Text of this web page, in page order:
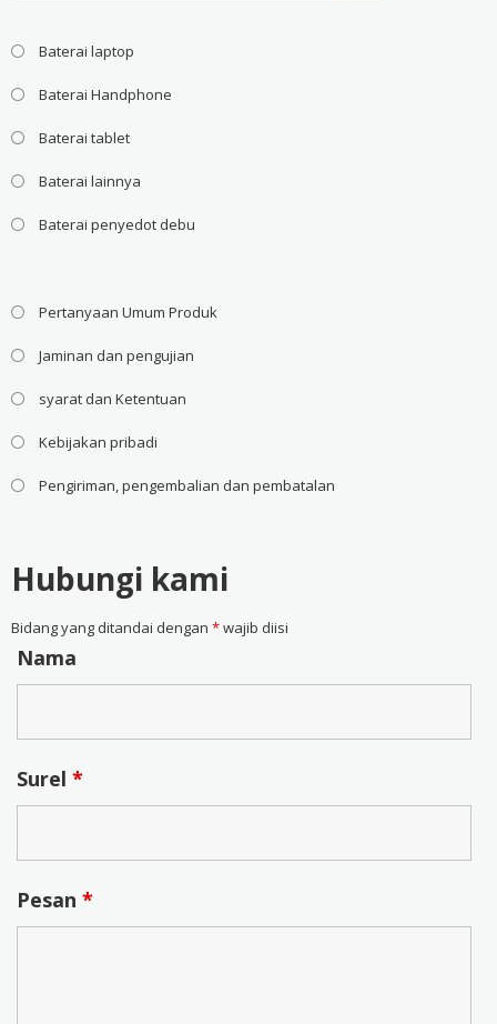
Baterai laptop
Baterai Handphone
Baterai tablet
Baterai lainnya
Baterai penyedot debu
Pertanyaan Umum Produk
Jaminan dan pengujian
syarat dan Ketentuan
Kebijakan pribadi
Pengiriman, pengembalian dan pembatalan
Hubungi kami
Bidang yang ditandai dengan *wajib diisi
Nama
Surel *
Pesan *